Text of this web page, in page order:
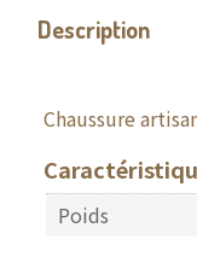
Description
Chaussure
Poids